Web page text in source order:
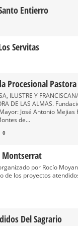
Entierro
Servitas
Procesional
ILUSTRE Y
DE LAS ALMAS.
José Antonio
de...
0
Montserrat
por Rocío
de los proyectos
Del Sagrario